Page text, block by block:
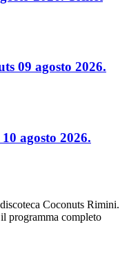
09 agosto 2026.
agosto 2026.
Coconuts Rimini.
programma completo